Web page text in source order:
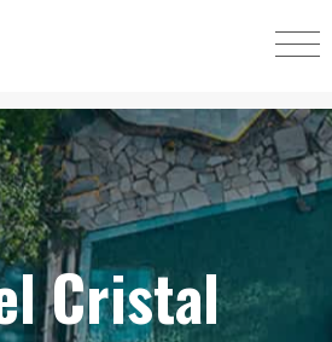
Cristal